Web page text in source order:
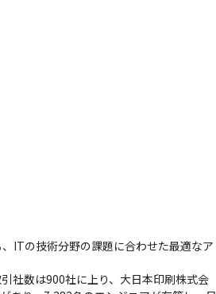
ITの技術分野の課題に合わせた最適なア
社数は900社に上り、大日本印刷株式会